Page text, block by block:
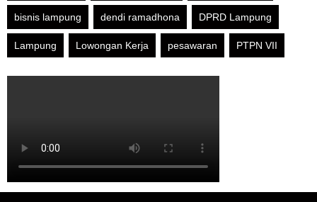
bisnis lampung dendi ramadhona DPRD Lampung
Lampung Lowongan Kerja pesawaran PTPN VII